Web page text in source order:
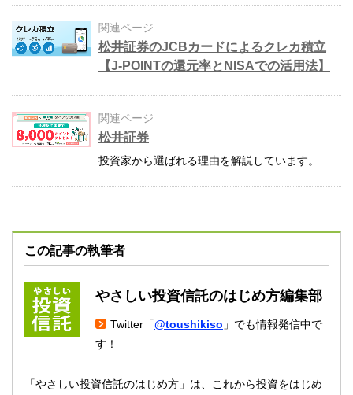
関連ページ
松井証券のJCBカードによるクレカ積立
【J-POINTの還元率とNISAでの活用法】
関連ページ
松井証券
投資家から選ばれる理由を解説しています。
この記事の執筆者
やさしい投資信託のはじめ方編集部
Twitter「@toushikiso 」でも情報発信中で
す！
「やさしい投資信託のはじめ方」は、これから投資をはじめ